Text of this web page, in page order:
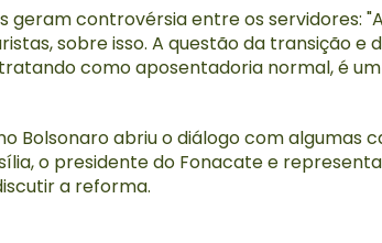
geram controvérsia entre os servidores:
sobre isso. A questão da transição
como aposentadoria normal, é
Bolsonaro abriu o diálogo com algumas
o presidente do Fonacate e
a reforma.